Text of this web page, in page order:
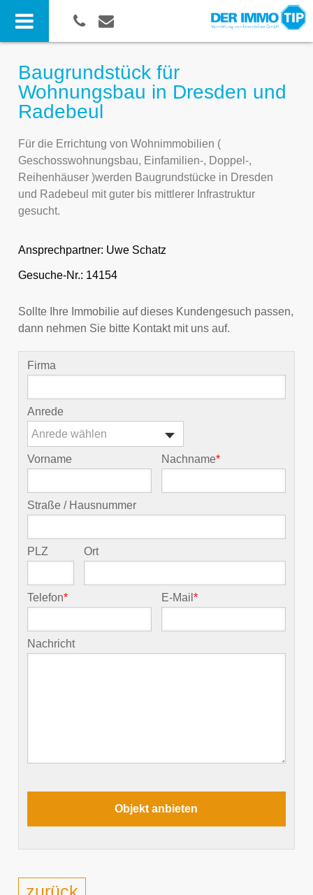
Baugrundstück für
Wohnungsbau in Dresden und
Radebeul
Für die Errichtung von Wohnimmobilien (
Geschosswohnungsbau, Einfamilien-, Doppel-,
Reihenhäuser )werden Baugrundstücke in Dresden
und Radebeul mit guter bis mittlerer Infrastruktur
gesucht.
Ansprechpartner: Uwe Schatz
Gesuche-Nr.: 14154
Sollte Ihre Immobilie auf dieses Kundengesuch passen,
dann nehmen Sie bitte Kontakt mit uns auf.
Firma
Anrede
Anrede wählen
Vorname Nachname*
Straße / Hausnummer
PLZ Ort
Telefon* E-Mail*
Nachricht